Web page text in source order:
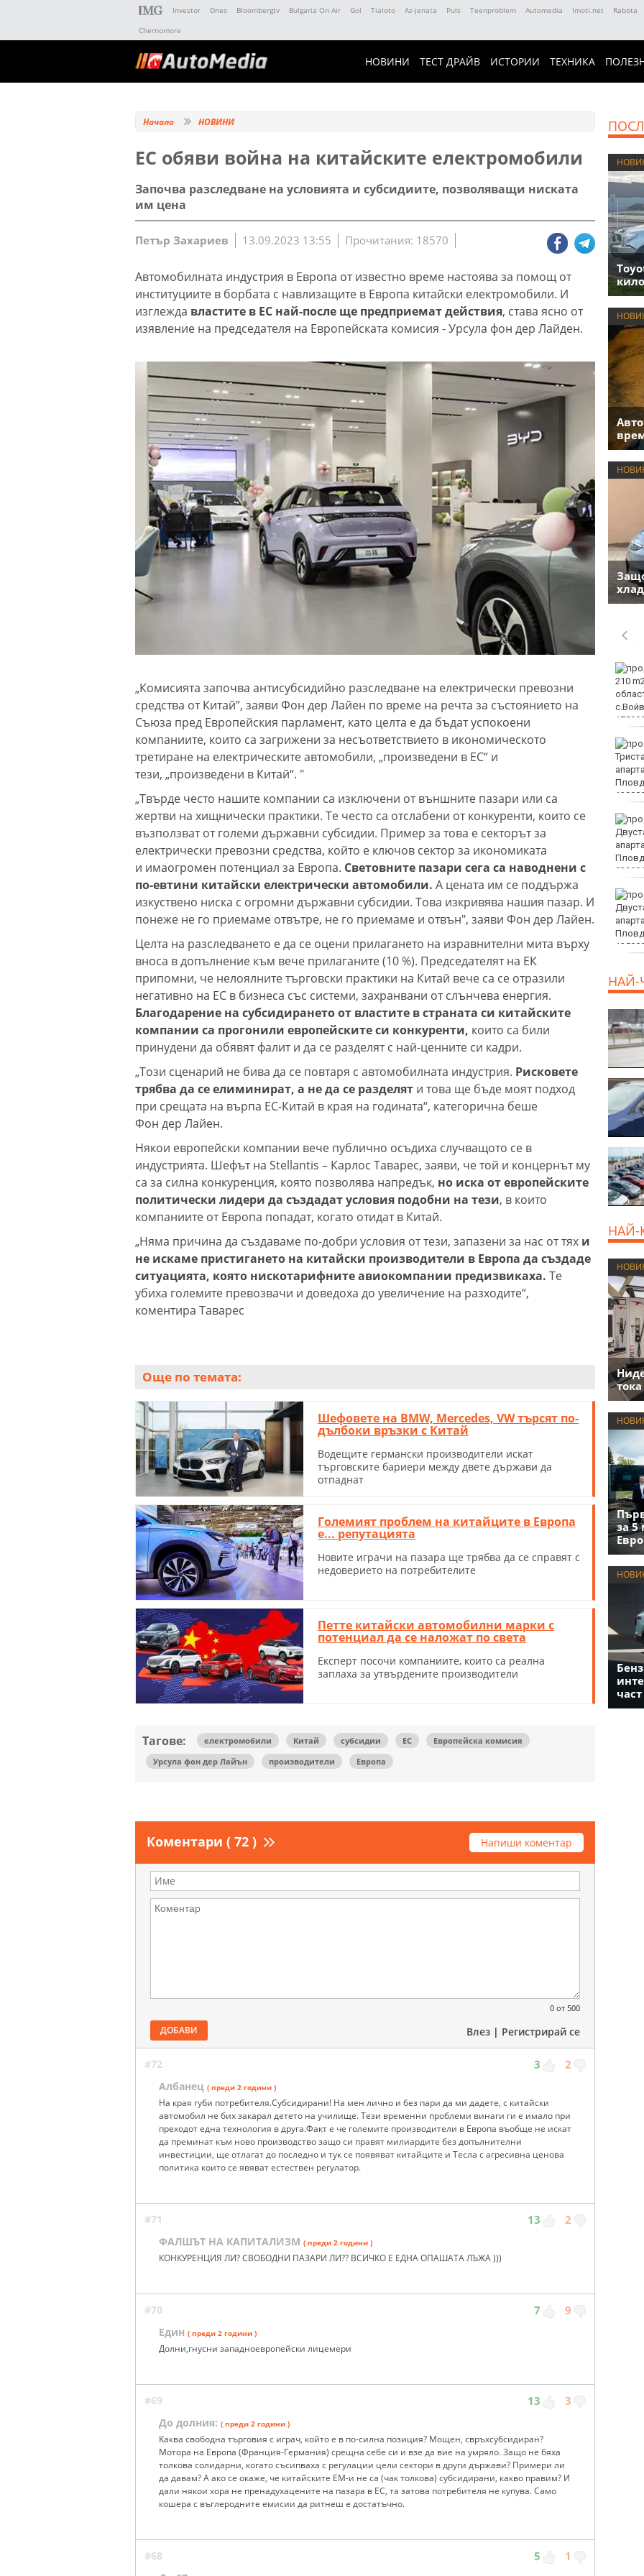
Investor Dnes Bloombergtv Bulgaria On Air Gol Tialoto Az-jenata Puls Teenproblem Automedia Imoti.net Rabota
Chernomore
НОВИНИ ТЕСТ ДРАЙВ ИСТОРИИ ТЕХНИКА
Начало НОВИНИ
ЕС обяви война на китайските електромобили
Започва разследване на условията и субсидиите, позволяващи ниската
им цена
Петър Захариев 13.09.2023 13:55 Прочитания: 18570
Автомобилната индустрия в Европа от известно време настоява за помощ от
институциите в борбата с навлизащите в Европа китайски електромобили. И
изглежда властите в ЕС най-после ще предприемат действия, става ясно от
изявление на председателя на Европейската комисия - Урсула фон дер Лайден.
„Комисията започва антисубсидийно разследване на електрически превозни
средства от Китай”, заяви Фон дер Лайен по време на речта за състоянието на
Съюза пред Европейския парламент, като целта е да бъдат успокоени
компаниите, които са загрижени за несъответствието в икономическото
третиране на електрическите автомобили, „произведени в ЕС“ и
тези, „произведени в Китай“. "
„Твърде често нашите компании са изключени от външните пазари или са
жертви на хищнически практики. Те често са отслабени от конкуренти, които се
възползват от големи държавни субсидии. Пример за това е секторът за
електрически превозни средства, който е ключов сектор за икономиката
и имаогромен потенциал за Европа. Световните пазари сега са наводнени с
по-евтини китайски електрически автомобили. А цената им се поддържа
изкуствено ниска с огромни държавни субсидии. Това изкривява нашия пазар. И
понеже не го приемаме отвътре, не го приемаме и отвън", заяви Фон дер Лайен.
Целта на разследването е да се оцени прилагането на изравнителни мита върху
вноса в допълнение към вече прилаганите (10 %). Председателят на ЕК
припомни, че нелоялните търговски практики на Китай вече са се отразили
негативно на ЕС в бизнеса със системи, захранвани от слънчева енергия.
Благодарение на субсидирането от властите в страната си китайските
компании са прогонили европейските си конкуренти, които са били
принудени да обявят фалит и да се разделят с най-ценните си кадри.
„Този сценарий не бива да се повтаря с автомобилната индустрия. Рисковете
трябва да се елиминират, а не да се разделят и това ще бъде моят подход
при срещата на върпа ЕС-Китай в края на годината“, категорична беше
Фон дер Лайен.
Някои европейски компании вече публично осъдиха случващото се в
индустрията. Шефът на Stellantis – Карлос Таварес, заяви, че той и концернът му
са за силна конкуренция, която позволява напредък, но иска от европейските
политически лидери да създадат условия подобни на тези, в които
компаниите от Европа попадат, когато отидат в Китай.
„Няма причина да създаваме по-добри условия от тези, запазени за нас от тях и
не искаме пристигането на китайски производители в Европа да създаде
ситуацията, която нискотарифните авиокомпании предизвикаха. Те
убиха големите превозвачи и доведоха до увеличение на разходите“,
коментира Таварес
Още по темата:
Шефовете на BMW, Mercedes, VW търсят по-
дълбоки връзки с Китай
Водещите германски производители искат
търговските бариери между двете държави да
отпаднат
Големият проблем на китайците в Европа
е... репутацията
Новите играчи на пазара ще трябва да се справят с
недоверието на потребителите
Петте китайски автомобилни марки с
потенциал да се наложат по света
Експерт посочи компаниите, които са реална
заплаха за утвърдените производители
Тагове: електромобили Китай субсидии ЕС
Европейска комисия
Урсула фон дер Лайън
производители Европа
Коментари ( 72 ) Напиши коментар
0 от 500
ДОБАВИ Влез | Регистрирай се
#72 3 2
Албанец ( преди 2 години )
На края губи потребителя.Субсидирани! На мен лично и без пари да ми дадете, с китайски
автомобил не бих закарал детето на училище. Тези временни проблеми винаги ги е имало при
преходот една технология в друга.Факт е че големите производители в Европа въобще не искат
да преминат към ново производство защо си правят милиардите без допълнителни
инвестиции, ще отлагат до последно и тук се появяват китайците и Тесла с агресивна ценова
политика които се явяват естествен регулатор.
#71 13 2
ФАЛШЪТ НА КАПИТАЛИЗМ ( преди 2 години )
КОНКУРЕНЦИЯ ЛИ? СВОБОДНИ ПАЗАРИ ЛИ?? ВСИЧКО Е ЕДНА ОПАШАТА ЛЪЖА )))
#70 7 9
Един ( преди 2 години )
Долни,гнусни западноевропейски лицемери
#69 13 3
До долния: ( преди 2 години )
Каква свободна търговия с играч, който е в по-силна позиция? Мощен, свръхсубсидиран?
Мотора на Европа (Франция-Германия) срещна себе си и взе да вие на умряло. Защо не бяха
толкова солидарни, когато съсипваха с регулации цели сектори в други държави? Примери ли
да давам? А ако се окаже, че китайските ЕМ-и не са (чак толкова) субсидирани, какво правим? И
дали някои хора не пренадухацените на пазара в ЕС, та затова потребителя не купува. Само
кошера с въглеродните емисии да ритнеш е достатъчно.
#68 5 1
комарите, а други се
разминават с
ухапванията им
"Изкуството на Джън-
Шан-Жен" отново е във
Какво време ни очаква
в събота?
Затварят за кратко ул.
„Вълноломна“ в неделя
НАЙ-
НАЙ-
за 5
част